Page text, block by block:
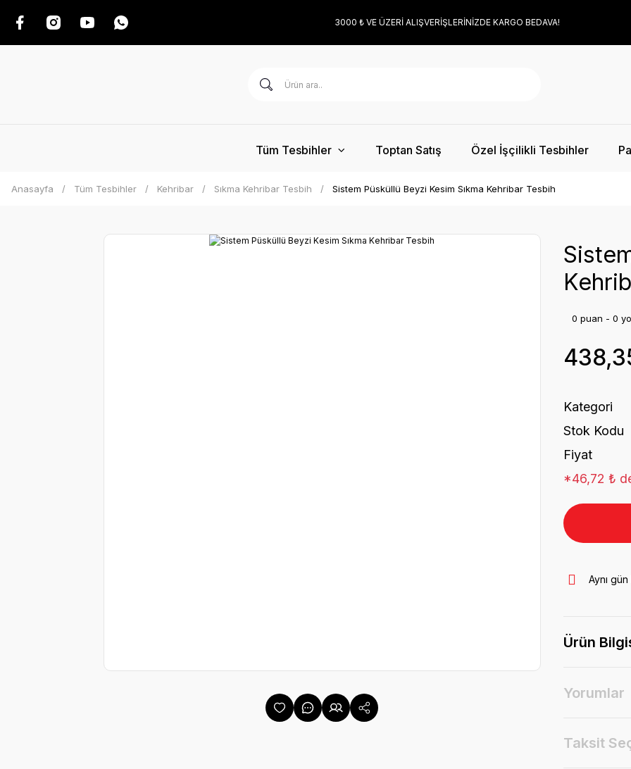
3000 ₺ VE ÜZERİ ALIŞVERİŞLERİNİZDE KARGO BEDAVA!
Tüm Tesbihler Toptan Satış Özel İşçilikli Tesbihler
Anasayfa Tüm Tesbihler Kehribar Sıkma Kehribar Tesbih Sistem Püsküllü Beyzi Kesim Sıkma Kehribar Tesbih
0 puan - 0
Kategori
Stok Kodu
Fiyat
*46,72 ₺
Aynı
Ürün
Yorumlar
Taksit